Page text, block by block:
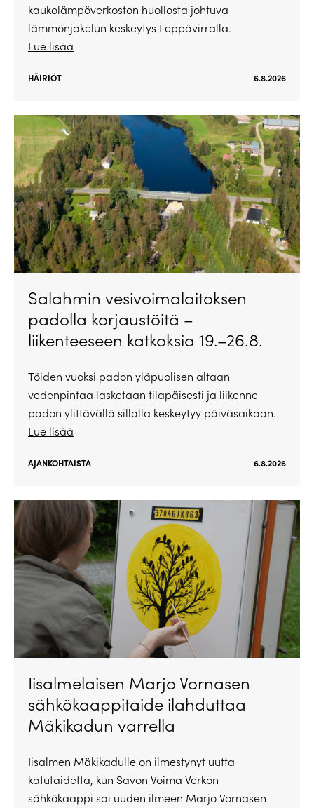
kaukolämpöverkoston huollosta johtuva
lämmönjakelun keskeytys Leppävirralla.
Lue lisää
HÄIRIÖT 6.8.2026
Salahmin vesivoimalaitoksen
padolla korjaustöitä –
liikenteeseen katkoksia 19.–26.8.
Töiden vuoksi padon yläpuolisen altaan
vedenpintaa lasketaan tilapäisesti ja liikenne
padon ylittävällä sillalla keskeytyy päiväsaikaan.
Lue lisää
AJANKOHTAISTA 6.8.2026
Iisalmelaisen Marjo Vornasen
sähkökaappitaide ilahduttaa
Mäkikadun varrella
Iisalmen Mäkikadulle on ilmestynyt uutta
katutaidetta, kun Savon Voima Verkon
sähkökaappi sai uuden ilmeen Marjo Vornasen